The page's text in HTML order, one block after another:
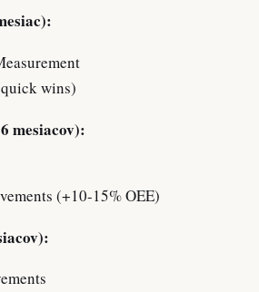
wins)
mesiacov):
(+10-15% OEE)